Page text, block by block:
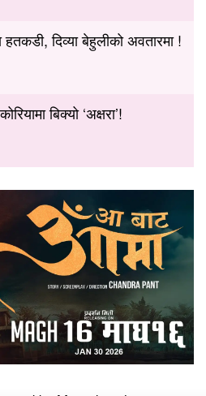
हतकडी, दिव्या बेहुलीको अवतारमा !
बिक्यो ‘अक्षरा’!